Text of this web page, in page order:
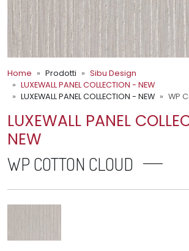
Home Prodotti
Sibu Design
LUXEWALL PANEL COLLECTION - NEW
LUXEWALL PANEL COLLECTION - NEW
WP
LUXEWALL PANEL
NEW
WP COTTON CLOUD